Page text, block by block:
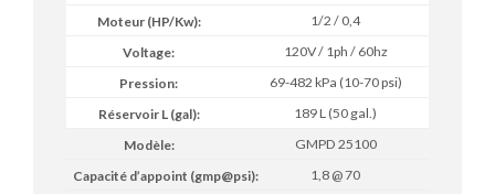
1/2 / 0,4
120V / 1ph / 60hz
69-482 kPa (10-70 psi)
189 L (50 gal.)
GMPD 25100
1,8 @ 70